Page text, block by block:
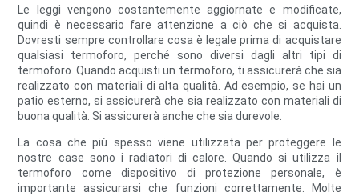
Le leggi vengono costantemente aggiornate e modificate,
quindi è necessario fare attenzione a ciò che si acquista.
Dovresti sempre controllare cosa è legale prima di acquistare
qualsiasi termoforo, perché sono diversi dagli altri tipi di
termoforo. Quando acquisti un termoforo, ti assicurerà che sia
realizzato con materiali di alta qualità. Ad esempio, se hai un
patio esterno, si assicurerà che sia realizzato con materiali di
buona qualità. Si assicurerà anche che sia durevole.
La cosa che più spesso viene utilizzata per proteggere le
nostre case sono i radiatori di calore. Quando si utilizza il
termoforo come dispositivo di protezione personale, è
importante assicurarsi che funzioni correttamente. Molte